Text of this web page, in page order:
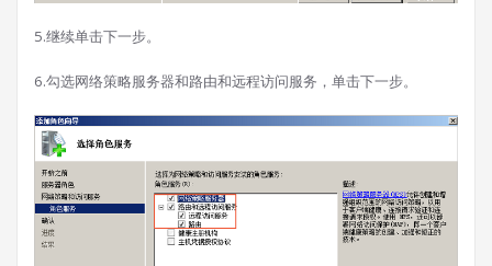
5.继续单击下一步。
6.勾选网络策略服务器和路由和远程访问服务，单击下一步。